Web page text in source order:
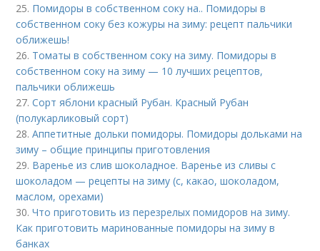
25. Помидоры в собственном соку на.. Помидоры в
собственном соку без кожуры на зиму: рецепт пальчики
оближешь!
26. Томаты в собственном соку на зиму. Помидоры в
собственном соку на зиму — 10 лучших рецептов,
пальчики оближешь
27.Сорт яблони красный Рубан. Красный Рубан
(полукарликовый сорт)
28.Аппетитные дольки помидоры. Помидоры дольками на
зиму – общие принципы приготовления
29. Варенье из слив шоколадное. Варенье из сливы с
шоколадом — рецепты на зиму (с, какао, шоколадом,
маслом, орехами)
30.Что приготовить из перезрелых помидоров на зиму.
Как приготовить маринованные помидоры на зиму в
банках